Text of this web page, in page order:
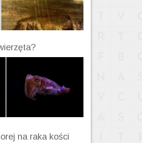
na raka kości